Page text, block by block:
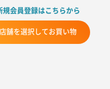
規会員登録はこちらから
店舗を選択してお買い物